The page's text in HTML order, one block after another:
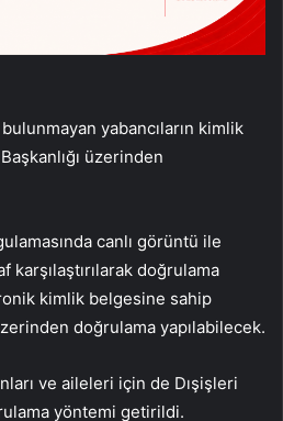
yabancıların kimlik
üzerinden
canlı görüntü ile
karşılaştırılarak doğrulama
kimlik belgesine sahip
doğrulama yapılabilecek.
ve aileleri için de Dışişleri
yöntemi getirildi.